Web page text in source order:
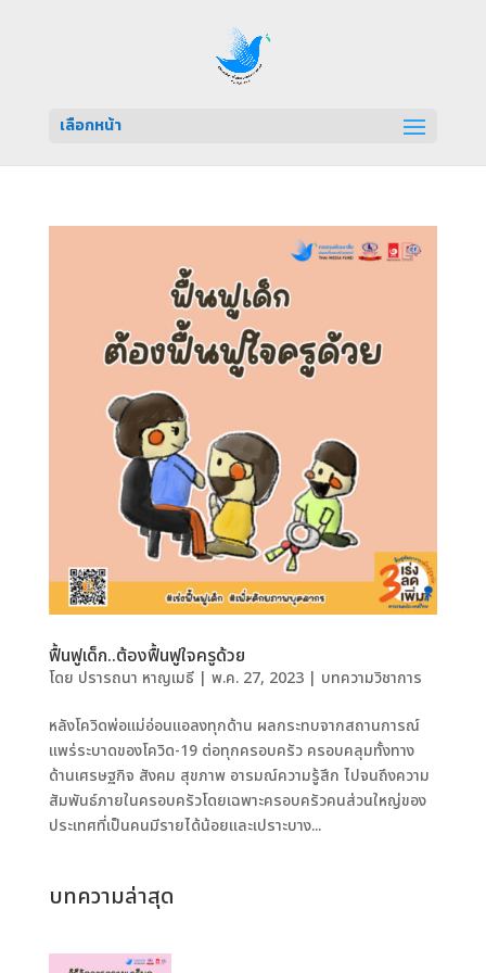
เลือกหน้า
ฟื้นฟูเด็ก..ต้องฟื้นฟูใจครูด้วย
โดย ปรารถนา หาญเมธี| พ.ค. 27, 2023| บทความวิชาการ
หลังโควิดพ่อแม่อ่อนแอลงทุกด้าน ผลกระทบจากสถานการณ์
แพร่ระบาดของโควิด-19 ต่อทุกครอบครัว ครอบคลุมทั้งทาง
ด้านเศรษฐกิจ สังคม สุขภาพ อารมณ์ความรู้สึก ไปจนถึงความ
สัมพันธ์ภายในครอบครัวโดยเฉพาะครอบครัวคนส่วนใหญ่ของ
ประเทศที่เป็นคนมีรายได้น้อยและเปราะบาง...
บทความล่าสุด